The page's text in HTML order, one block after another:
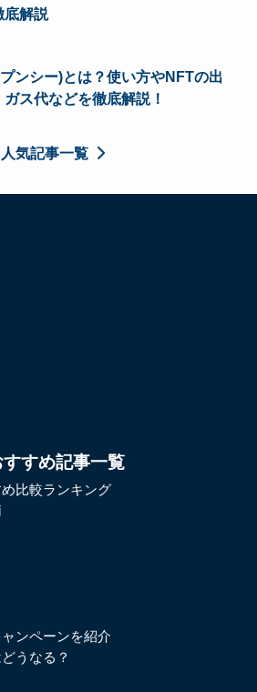
底解説
ンシー)とは？使い方やNFTの出
ス代などを徹底解説！
人気記事一覧
すすめ記事一覧
比較ランキング
ンペーンを紹介
うなる？